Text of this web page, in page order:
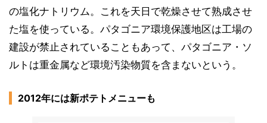
の塩化ナトリウム。これを天日で乾燥させて熟成させ
た塩を使っている。パタゴニア環境保護地区は工場の
建設が禁止されていることもあって、パタゴニア・ソ
ルトは重金属など環境汚染物質を含まないという。
2012年には新ポテトメニューも